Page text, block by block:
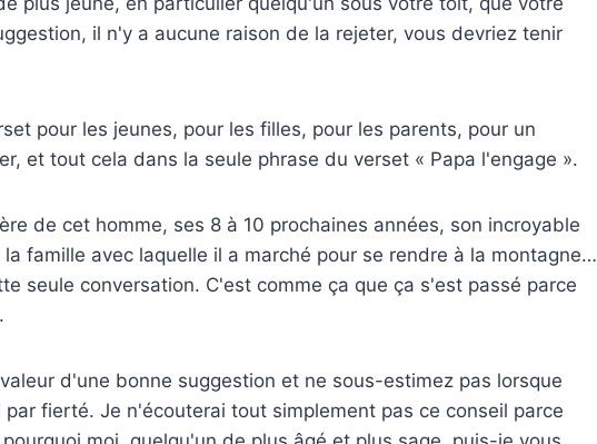
il n'y a aucune raison de la rejeter, vous devriez tenir
pour les jeunes, pour les filles, pour les parents, pour un
et tout cela dans la seule phrase du verset « Papa l'engage ».
de cet homme, ses 8 à 10 prochaines années, son incroyable
famille avec laquelle il a marché pour se rendre à la montagne…
seule conversation. C'est comme ça que ça s'est passé parce
d'une bonne suggestion et ne sous-estimez pas lorsque
fierté. Je n'écouterai tout simplement pas ce conseil parce